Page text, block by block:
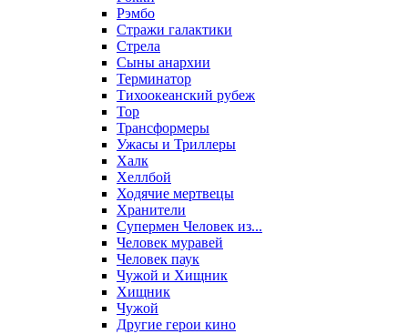
Рэмбо
Стражи галактики
Стрела
Сыны анархии
Терминатор
Тихоокеанский рубеж
Тор
Трансформеры
Ужасы и Триллеры
Халк
Хеллбой
Ходячие мертвецы
Хранители
Супермен Человек из...
Человек муравей
Человек паук
Чужой и Хищник
Хищник
Чужой
Другие герои кино